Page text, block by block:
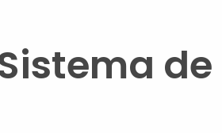
de